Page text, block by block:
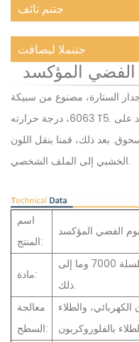
جتنم تائف
جتنملا ليصافت
الفضي المؤكسد
الستارة، مصنوع من سبيكة
6063، درجة حرارته T5. يعتمد على GB\T 5237. بعد الانتهاء من عملية
بعد ذلك، قمنا بنقل اللون
الخشبي إلى الملف الشخصي.
اسم
المنتج:
الفضي المؤكسد
مادة:
سبائك الألومنيوم مثل سلسلة 6000، سلسلة 7000 وما إلى
ذلك.
معالجة
السطح:
والطلاء